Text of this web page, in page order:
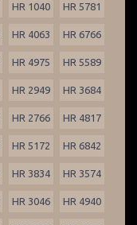
HR 1040 HR 5781
HR 4063 HR 6766
HR 4975 HR 5589
HR 2949 HR 3684
HR 2766 HR 4817
HR 5172 HR 6842
HR 3834 HR 3574
HR 3046 HR 4940